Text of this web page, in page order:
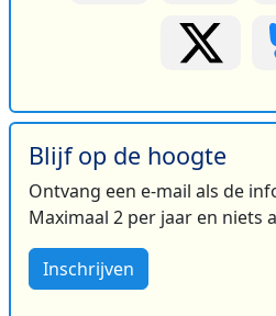
Blijf op de hoogte
Ontvang een e-mail als de
Maximaal 2 per jaar en niets
Inschrijven